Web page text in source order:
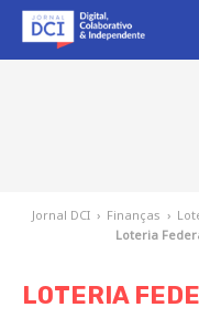
Jornal DCI › Finanças ›
Loteria
LOTERIA